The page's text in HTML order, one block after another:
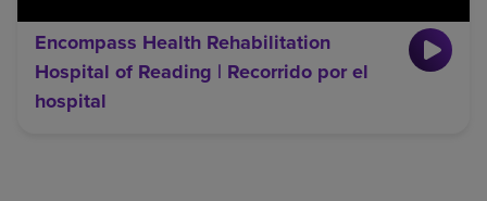
Encompass Health Rehabilitation
Hospital of Reading | Recorrido por el
hospital